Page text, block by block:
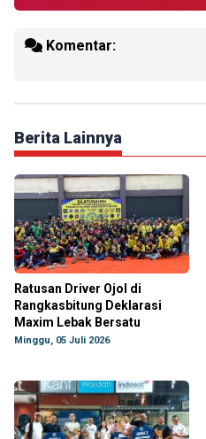
Komentar:
Berita Lainnya
Ratusan Driver Ojol di
Rangkasbitung Deklarasi
Maxim Lebak Bersatu
Minggu, 05 Juli 2026